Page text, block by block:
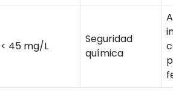
< 45 mg/L
Seguridad
química